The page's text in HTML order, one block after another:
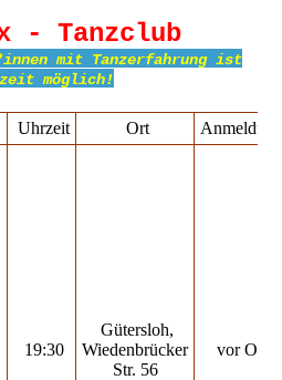
- Tanzclub
mit Tanzerfahrung ist
möglich!
Uhrzeit Ort
19:30
Gütersloh,
Wiedenbrücker
Str. 56
vor Ort